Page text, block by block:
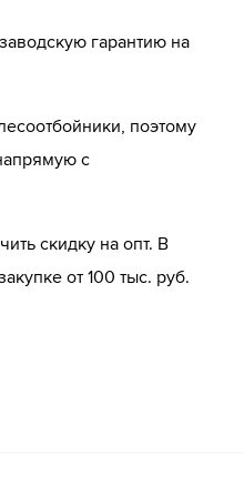
гарантию на
поэтому
с
скидку на опт. В
от 100 тыс. руб.